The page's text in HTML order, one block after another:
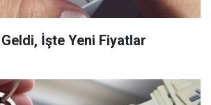
İşte Yeni Fiyatlar